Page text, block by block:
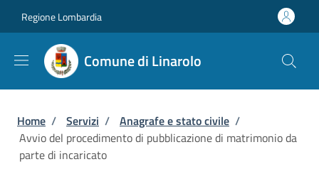
Regione Lombardia
Comune di Linarolo
Briciole di pane
Home / Servizi / Anagrafe e stato civile /
Avvio del procedimento di pubblicazione di matrimonio da
parte di incaricato